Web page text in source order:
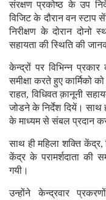
संरक्षण प्रकोष्ठ के उप
विजिट के दौरान वन स्टाप
निरीक्षण के दोरान दोनो
सहायता की स्थिति की
केन्द्रों पर विभिन्न
समीक्षा करते हुए कार्मिको
राहत, विधिवत क़ानूनी
जोडने के निर्देश दियें। साथ
के माध्यम से संबल प्रदान
साथ ही महिला शक्ति केंद्र,
केंद्र के परामर्शदाता की
गयी।
उन्होंने केन्द्रवार